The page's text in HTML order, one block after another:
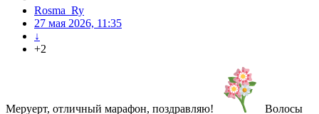
Rosma_Ry
27 мая 2026, 11:35
↓
+2
Меруерт, отличный марафон, поздравляю! Волосы